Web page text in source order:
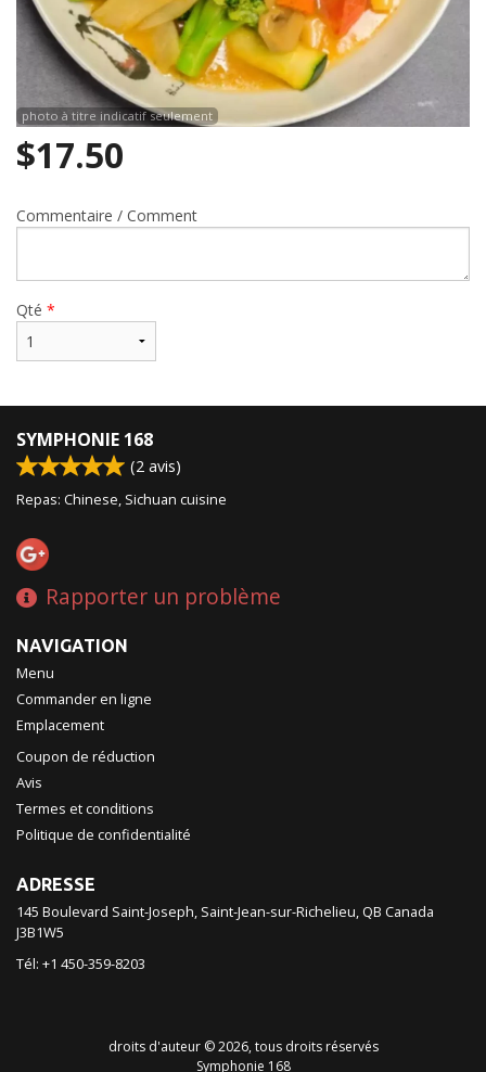
photo à titre indicatif seulement
$17.50
Commentaire / Comment
Qté *
SYMPHONIE 168
(2 avis)
Repas: Chinese, Sichuan cuisine
Rapporter un problème
NAVIGATION
Menu
Commander en ligne
Emplacement
Coupon de réduction
Avis
Termes et conditions
Politique de confidentialité
ADRESSE
145 Boulevard Saint-Joseph, Saint-Jean-sur-Richelieu, QB Canada
J3B1W5
Tél: +1 450-359-8203
droits d'auteur © 2026, tous droits réservés
Symphonie 168